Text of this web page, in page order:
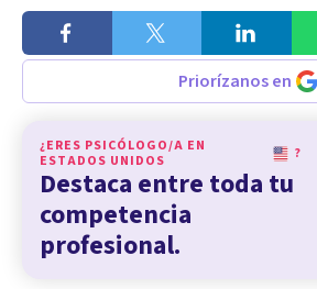
Priorízanos en
¿ERES PSICÓLOGO/A EN
ESTADOS UNIDOS
?
Destaca entre toda tu
competencia
profesional.